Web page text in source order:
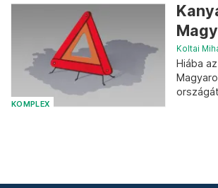
KOMPLEX
Koltai
Hiába